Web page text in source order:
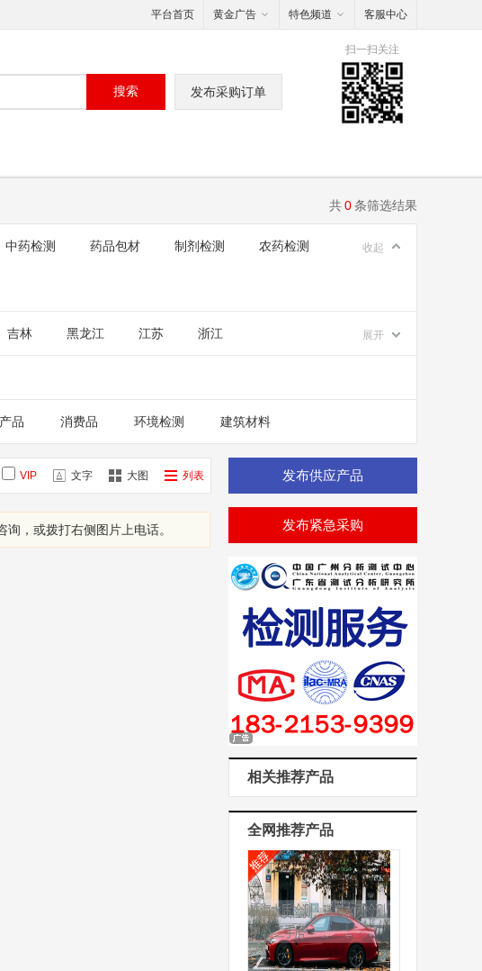
平台首页 黄金广告 特色频道 客服中心
搜索 发布采购订单
扫一扫关注
共0条筛选结果
中药检测 药品包材 制剂检测 农药检测 收起
吉林 黑龙江 江苏 浙江 展开
品 消费品 环境检测 建筑材料
VIP 文字 大图 列表
询 ，或拨打右侧图片上电话。
发布供应产品
发布紧急采购
相关推荐产品
全网推荐产品